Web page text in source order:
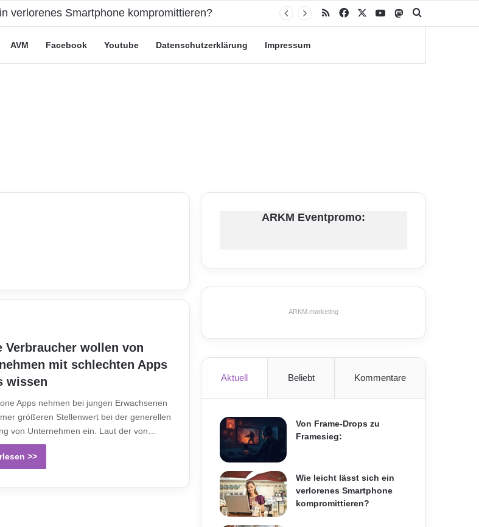
Trick oder echte Vorteile? RSS Facebook YouTubeMastodon
AVM Facebook Youtube Datenschutzerklärung Impressum
Verbraucher wollen von
mit schlechten Apps
wissen
Apps nehmen bei jungen Erwachsenen
größeren Stellenwert bei der generellen
von Unternehmen ein. Laut der von…
>>
ARKM Eventpromo:
ARKM.marketing
Aktuell Beliebt Kommentare
Von Frame-Drops zu
Framesieg:
Wie leicht lässt sich ein
verlorenes Smartphone
kompromittieren?